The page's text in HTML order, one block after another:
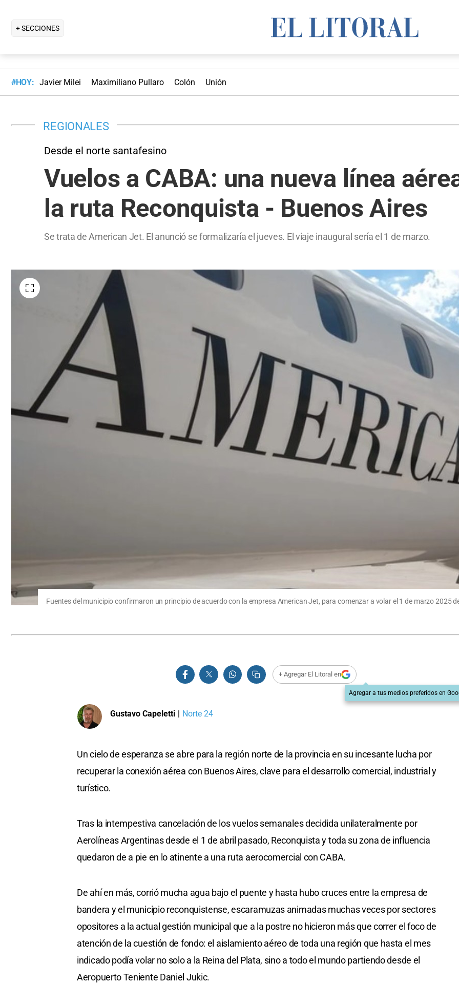
+ SECCIONES
#HOY: Javier Milei Maximiliano Pullaro Colón Unión
REGIONALES
Desde el norte santafesino
Vuelos a CABA: una nueva línea
la ruta Reconquista - Buenos Aires
Se trata de American Jet. El anunció se formalizaría el jueves. El viaje inaugural sería el 1 de marzo.
Fuentes del municipio confirmaron un principio de acuerdo con la empresa American Jet, para comenzar a volar el 1 de marzo 2025
+ Agregar El Litoral en
Agregar a tus medios preferidos en
Gustavo Capeletti | Norte 24
Un cielo de esperanza se abre para la región norte de la provincia en su incesante lucha por
recuperar la conexión aérea con Buenos Aires, clave para el desarrollo comercial, industrial y
turístico.
Tras la intempestiva cancelación de los vuelos semanales decidida unilateralmente por
Aerolíneas Argentinas desde el 1 de abril pasado, Reconquista y toda su zona de influencia
quedaron de a pie en lo atinente a una ruta aerocomercial con CABA.
De ahí en más, corrió mucha agua bajo el puente y hasta hubo cruces entre la empresa de
bandera y el municipio reconquistense, escaramuzas animadas muchas veces por sectores
opositores a la actual gestión municipal que a la postre no hicieron más que correr el foco de
atención de la cuestión de fondo: el aislamiento aéreo de toda una región que hasta el mes
indicado podía volar no solo a la Reina del Plata, sino a todo el mundo partiendo desde el
Aeropuerto Teniente Daniel Jukic.